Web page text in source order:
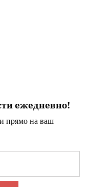
ежедневно!
прямо на ваш